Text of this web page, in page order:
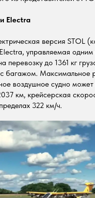
Electra
версия STOL
управляемая одним
перевозку до 1361 кг
багажом. Максимальное
воздушное судно может
км, крейсерская
322 км/ч.